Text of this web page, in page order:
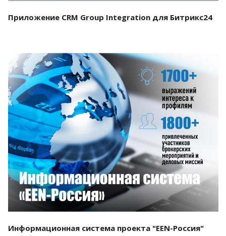
Приложение CRM Group Integration для Битрикс24
Смотреть проект
Информационная система проекта "EEN-Россия"